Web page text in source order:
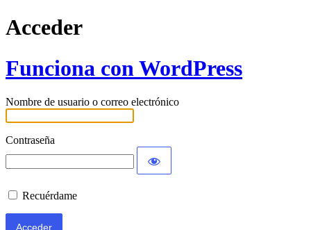
Acceder
Funciona con WordPress
Nombre de usuario o correo electrónico
Contraseña
Recuérdame